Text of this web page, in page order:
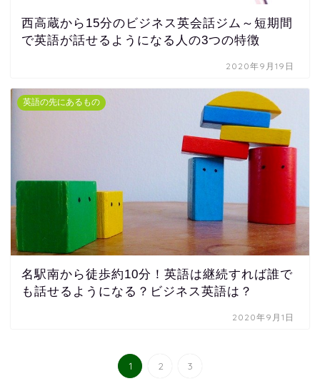
西高蔵から15分のビジネス英会話ジム～短期間
で英語が話せるようになる人の3つの特徴
2020年9月19日
英語の先にあるもの
名駅南から徒歩約10分！英語は継続すれば誰で
も話せるようになる？ビジネス英語は？
2020年9月1日
1 2 3